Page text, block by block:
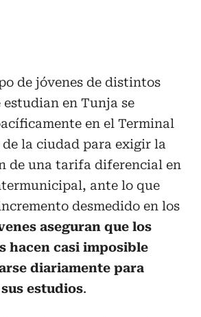
de jóvenes de distintos
en Tunja se
en el Terminal
la ciudad para exigir la
de una tarifa diferencial en
ante lo que
desmedido en los
aseguran que los
hacen casi imposible
diariamente para
estudios.